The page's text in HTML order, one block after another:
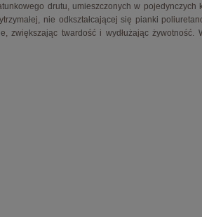
drutu, umieszczonych w
nie odkształcającej się pianki
twardość i wydłużając